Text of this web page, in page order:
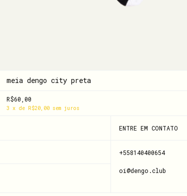
meia dengo city preta
R$60,00
3 x de R$20,00 sem juros
ENTRE EM CONTATO
+558140400654
oi@dengo.club